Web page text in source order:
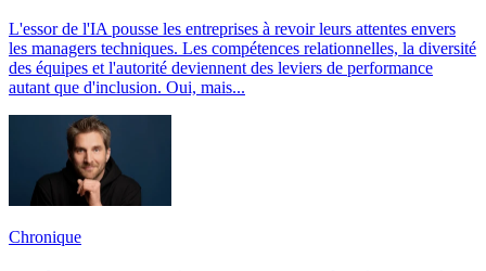
L'essor de l'IA pousse les entreprises à revoir leurs attentes envers
les managers techniques. Les compétences relationnelles, la diversité
des équipes et l'autorité deviennent des leviers de performance
autant que d'inclusion. Oui, mais...
Chronique